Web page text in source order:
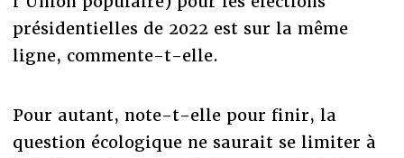
présidentielles de 2022 est sur la même
ligne, commente-t-elle.
Pour autant, note-t-elle pour finir, la
question écologique ne saurait se limiter à